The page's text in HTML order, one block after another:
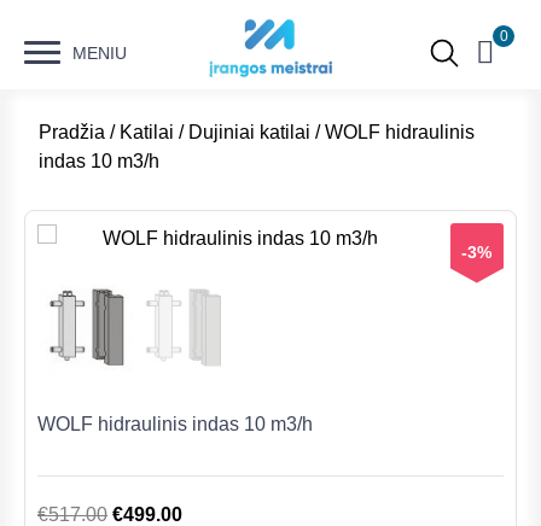
MENIU
0
Pradžia / Katilai / Dujiniai katilai / WOLF hidraulinis
indas 10 m3/h
-3%
WOLF hidraulinis indas 10 m3/h
€517.00 Original
€499.00Current